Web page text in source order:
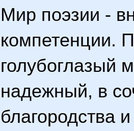
Мир поэзии -
компетенции.
голубоглазый
надежный, в
благородства